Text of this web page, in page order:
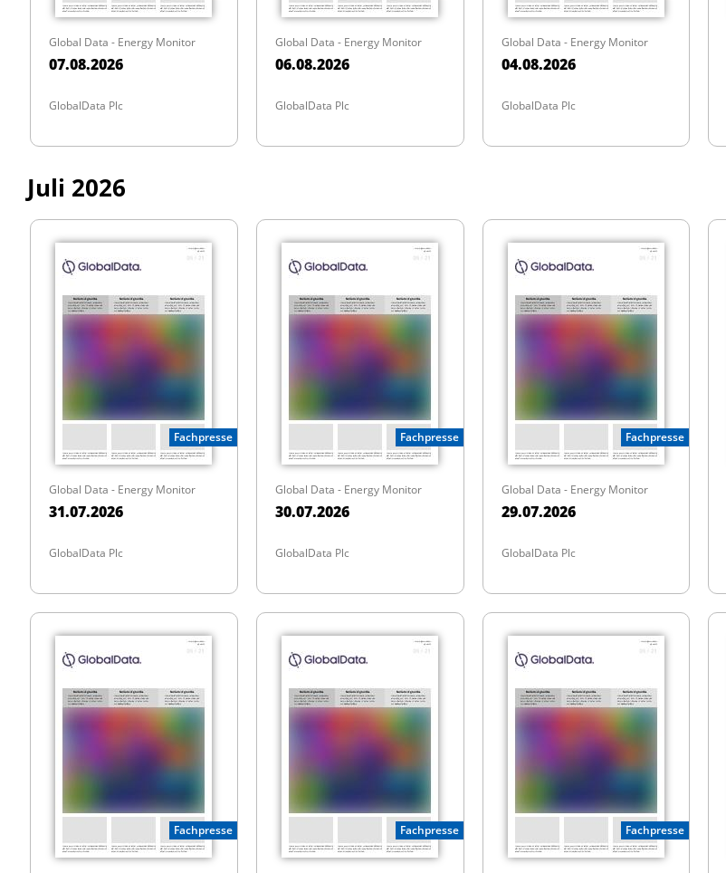
Global Data - Energy Monitor
07.08.2026
GlobalData Plc
Global Data - Energy Monitor
06.08.2026
GlobalData Plc
Global Data - Energy Monitor
04.08.2026
GlobalData Plc
Juli 2026
Fachpresse
Global Data - Energy Monitor
31.07.2026
GlobalData Plc
Fachpresse
Global Data - Energy Monitor
30.07.2026
GlobalData Plc
Fachpresse
Global Data - Energy Monitor
29.07.2026
GlobalData Plc
Fachpresse Fachpresse Fachpresse